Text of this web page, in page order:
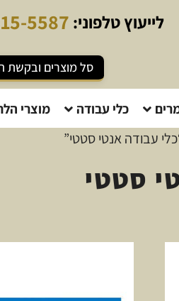
לייעוץטלפוני: 15-5587
סל מוצרים ובקשת
כלי עבודה מוצרי
עבודה אנטי סטטי”
סטטי